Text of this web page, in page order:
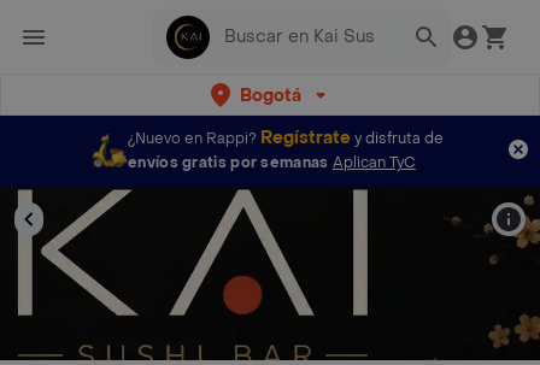
Bogotá
¿Nuevo en Rappi? Regístratey disfruta de
envíos gratis por semanas Aplican TyC